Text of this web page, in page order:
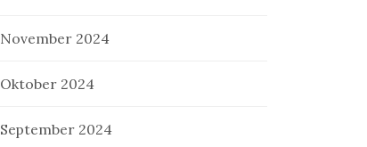
November 2024
Oktober 2024
September 2024